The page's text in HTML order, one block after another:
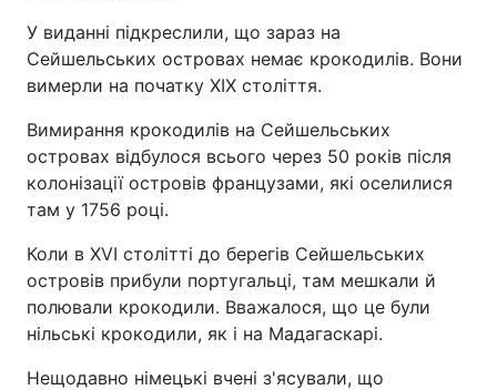
У виданні підкреслили, що зараз на
Сейшельських островах немає крокодилів. Вони
вимерли на початку XIX століття.
Вимирання крокодилів на Сейшельських
островах відбулося всього через 50 років після
колонізації островів французами, які оселилися
там у 1756 році.
Коли в XVI столітті до берегів Сейшельських
островів прибули португальці, там мешкали й
полювали крокодили. Вважалося, що це були
нільські крокодили, як і на Мадагаскарі.
Нещодавно німецькі вчені з'ясували, що